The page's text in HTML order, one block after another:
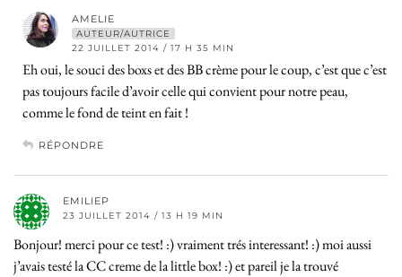
AMELIE
AUTEUR/AUTRICE
22 JUILLET 2014 / 17 H 35 MIN
Eh oui, le souci des boxs et des BB crème pour le coup, c’est que c’est
pas toujours facile d’avoir celle qui convient pour notre peau,
comme le fond de teint en fait !
RÉPONDRE
EMILIEP
23 JUILLET 2014 / 13 H 19 MIN
Bonjour! merci pour ce test! :) vraiment trés interessant! :) moi aussi
j’avais testé la CC creme de la little box! :) et pareil je la trouvé